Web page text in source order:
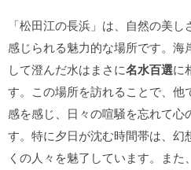
「松田江の長浜」は、自然の美
感じられる魅力的な場所です。海
して澄んだ水はまさに名水百選に
す。この場所を訪れることで、
感を感じ、日々の喧騒を忘れて
す。特に夕日が沈む時間帯は、幻
くの人々を魅了しています。ま